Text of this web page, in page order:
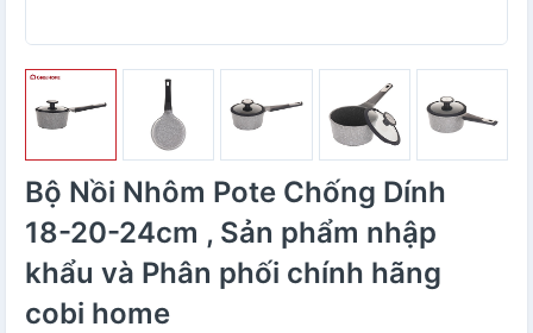
Bộ Nồi Nhôm Pote Chống Dính
18-20-24cm , Sản phẩm nhập
khẩu và Phân phối chính hãng
cobi home